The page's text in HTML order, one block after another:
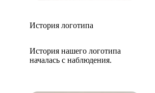
История логотипа
История нашего логотипа
началась с наблюдения.